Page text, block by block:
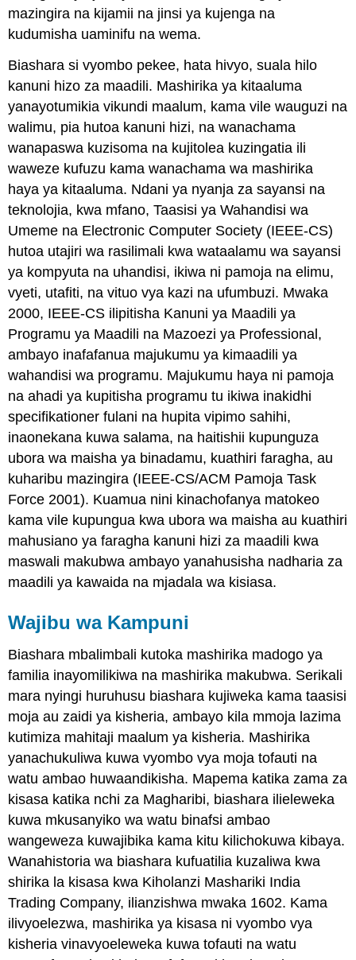
mazingira na kijamii na jinsi ya kujenga na
kudumisha uaminifu na wema.
Biashara si vyombo pekee, hata hivyo, suala hilo
kanuni hizo za maadili. Mashirika ya kitaaluma
yanayotumikia vikundi maalum, kama vile wauguzi na
walimu, pia hutoa kanuni hizi, na wanachama
wanapaswa kuzisoma na kujitolea kuzingatia ili
waweze kufuzu kama wanachama wa mashirika
haya ya kitaaluma. Ndani ya nyanja za sayansi na
teknolojia, kwa mfano, Taasisi ya Wahandisi wa
Umeme na Electronic Computer Society (IEEE-CS)
hutoa utajiri wa rasilimali kwa wataalamu wa sayansi
ya kompyuta na uhandisi, ikiwa ni pamoja na elimu,
vyeti, utafiti, na vituo vya kazi na ufumbuzi. Mwaka
2000, IEEE-CS ilipitisha Kanuni ya Maadili ya
Programu ya Maadili na Mazoezi ya Professional,
ambayo inafafanua majukumu ya kimaadili ya
wahandisi wa programu. Majukumu haya ni pamoja
na ahadi ya kupitisha programu tu ikiwa inakidhi
specifikationer fulani na hupita vipimo sahihi,
inaonekana kuwa salama, na haitishii kupunguza
ubora wa maisha ya binadamu, kuathiri faragha, au
kuharibu mazingira (IEEE-CS/ACM Pamoja Task
Force 2001). Kuamua nini kinachofanya matokeo
kama vile kupungua kwa ubora wa maisha au kuathiri
mahusiano ya faragha kanuni hizi za maadili kwa
maswali makubwa ambayo yanahusisha nadharia za
maadili ya kawaida na mjadala wa kisiasa.
Wajibu wa Kampuni
Biashara mbalimbali kutoka mashirika madogo ya
familia inayomilikiwa na mashirika makubwa. Serikali
mara nyingi huruhusu biashara kujiweka kama taasisi
moja au zaidi ya kisheria, ambayo kila mmoja lazima
kutimiza mahitaji maalum ya kisheria. Mashirika
yanachukuliwa kuwa vyombo vya moja tofauti na
watu ambao huwaandikisha. Mapema katika zama za
kisasa katika nchi za Magharibi, biashara ilieleweka
kuwa mkusanyiko wa watu binafsi ambao
wangeweza kuwajibika kama kitu kilichokuwa kibaya.
Wanahistoria wa biashara kufuatilia kuzaliwa kwa
shirika la kisasa kwa Kiholanzi Mashariki India
Trading Company, ilianzishwa mwaka 1602. Kama
ilivyoelezwa, mashirika ya kisasa ni vyombo vya
kisheria vinavyoeleweka kuwa tofauti na watu